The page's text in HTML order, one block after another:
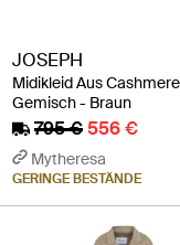
JOSEPH
Midikleid Aus
Gemisch - Braun
795 €556 €
Mytheresa
GERINGE BESTÄNDE